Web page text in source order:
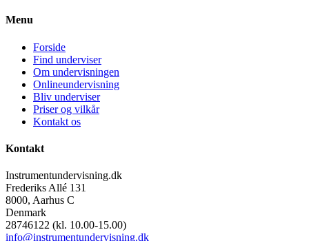
Menu
Forside
Find underviser
Om undervisningen
Onlineundervisning
Bliv underviser
Priser og vilkår
Kontakt os
Kontakt
Instrumentundervisning.dk
Frederiks Allé 131
8000, Aarhus C
Denmark
28746122 (kl. 10.00-15.00)
info@instrumentundervisning.dk